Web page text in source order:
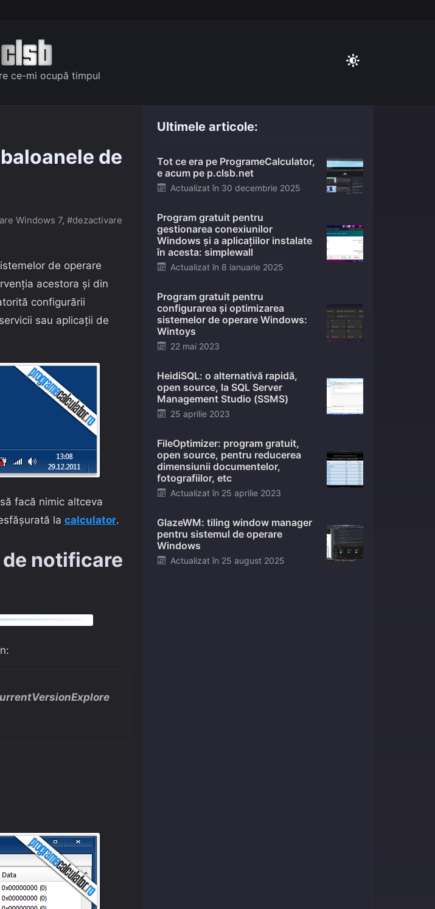
ce-mi ocupă timpul
de
Windows 7, #dezactivare
de operare
acestora și din
configurării
sau aplicații de
facă nimic altceva
la calculator.
notificare
Ultimele articole:
Tot ce era pe ProgrameCalculator,
e acum pe p.clsb.net
Posted
Actualizat în 30 decembrie 2025
Program gratuit pentru
gestionarea conexiunilor
Windows și a aplicațiilor instalate
în acesta: simplewall
Posted
Actualizat în 8 ianuarie 2025
Program gratuit pentru
configurarea și optimizarea
sistemelor de operare Windows:
Wintoys
Posted
22 mai 2023
HeidiSQL: o alternativă rapidă,
open source, la SQL Server
Management Studio (SSMS)
Posted
25 aprilie 2023
FileOptimizer: program gratuit,
open source, pentru reducerea
dimensiunii documentelor,
fotografiilor, etc
Posted
Actualizat în 25 aprilie 2023
GlazeWM: tiling window manager
pentru sistemul de operare
Windows
Posted
Actualizat în 25 august 2025